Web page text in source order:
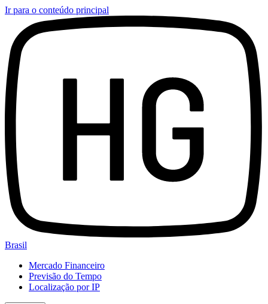
Ir para o conteúdo principal
Brasil
Mercado Financeiro
Previsão do Tempo
Localização por IP